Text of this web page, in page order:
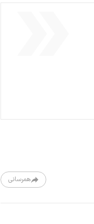
همرسانی